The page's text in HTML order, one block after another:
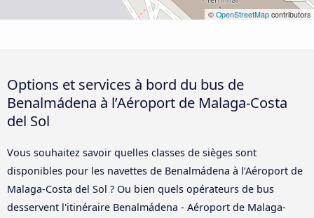
© OpenStreetMap contributors
Options et services à bord du bus de
Benalmádena à l’Aéroport de Malaga-Costa
del Sol
Vous souhaitez savoir quelles classes de sièges sont
disponibles pour les navettes de Benalmádena à l’Aéroport de
Malaga-Costa del Sol ? Ou bien quels opérateurs de bus
desservent l'itinéraire Benalmádena - Aéroport de Malaga-